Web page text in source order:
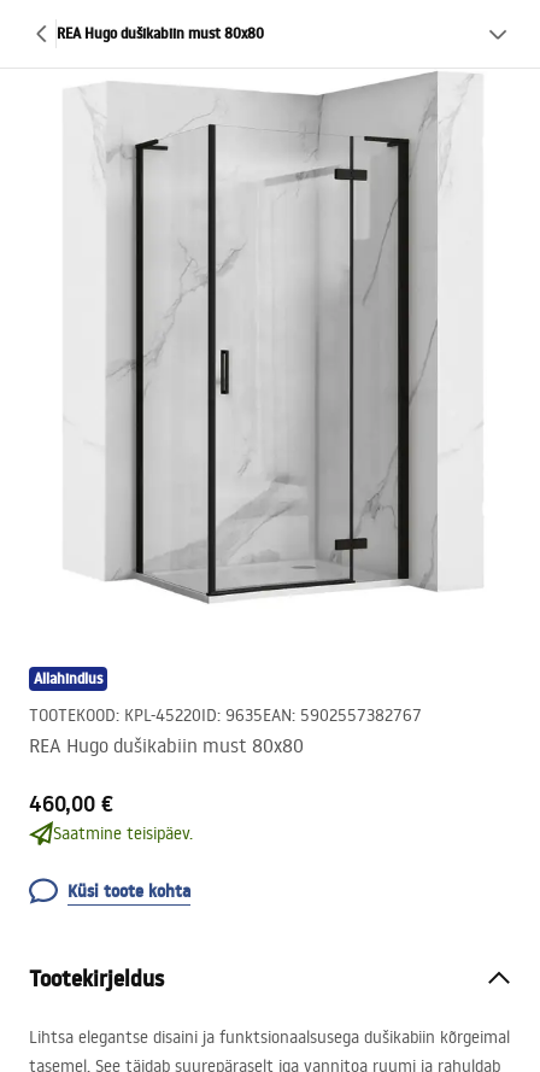
REA Hugo dušikabiin must 80x80
Allahindlus
TOOTEKOOD: KPL-45220ID: 9635EAN: 5902557382767
REA Hugo dušikabiin must 80x80
460,00 €
Saatmine teisipäev.
Küsi toote kohta
Tootekirjeldus
Lihtsa elegantse disaini ja funktsionaalsusega dušikabiin kõrgeimal
tasemel. See täidab suurepäraselt iga vannitoa ruumi ja rahuldab